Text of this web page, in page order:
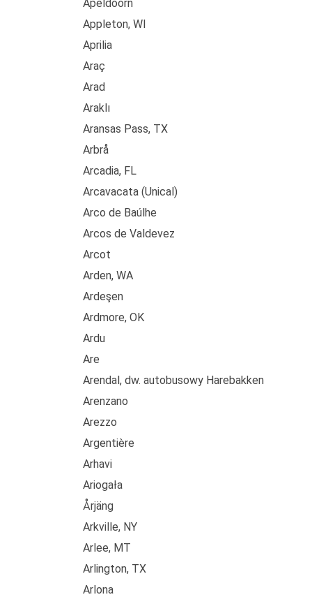
Apeldoorn
Appleton, WI
Aprilia
Araç
Arad
Araklı
Aransas Pass, TX
Arbrå
Arcadia, FL
Arcavacata (Unical)
Arco de Baúlhe
Arcos de Valdevez
Arcot
Arden, WA
Ardeşen
Ardmore, OK
Ardu
Are
Arendal, dw. autobusowy Harebakken
Arenzano
Arezzo
Argentière
Arhavi
Ariogała
Årjäng
Arkville, NY
Arlee, MT
Arlington, TX
Arlona